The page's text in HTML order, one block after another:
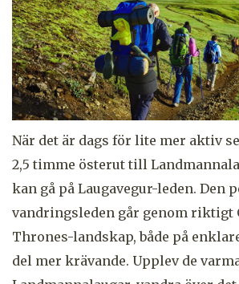
När det är dags för lite mer aktiv
2,5 timme österut till
kan gå på Laugavegur-leden. Den
vandringsleden går genom riktigt
Thrones-landskap, både på
del mer krävande. Upplev de